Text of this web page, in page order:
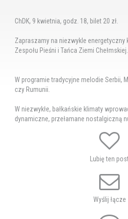
ChDK, 9 kwietnia, godz. 18, bilet 20 zł.
Zapraszamy na niezwykle energetyczny
Zespołu Pieśni i Tańca Ziemi Chełmskiej.
W programie tradycyjne melodie Serbii,
czy Rumunii.
W niezwykłe, bałkańskie klimaty
dynamiczne, przełamane nostalgiczną
charakterystyczna dla południowo -
kontynentu, ujętą w oryginalne
koncert bałkański
Lubię ten
Wyślij łącze